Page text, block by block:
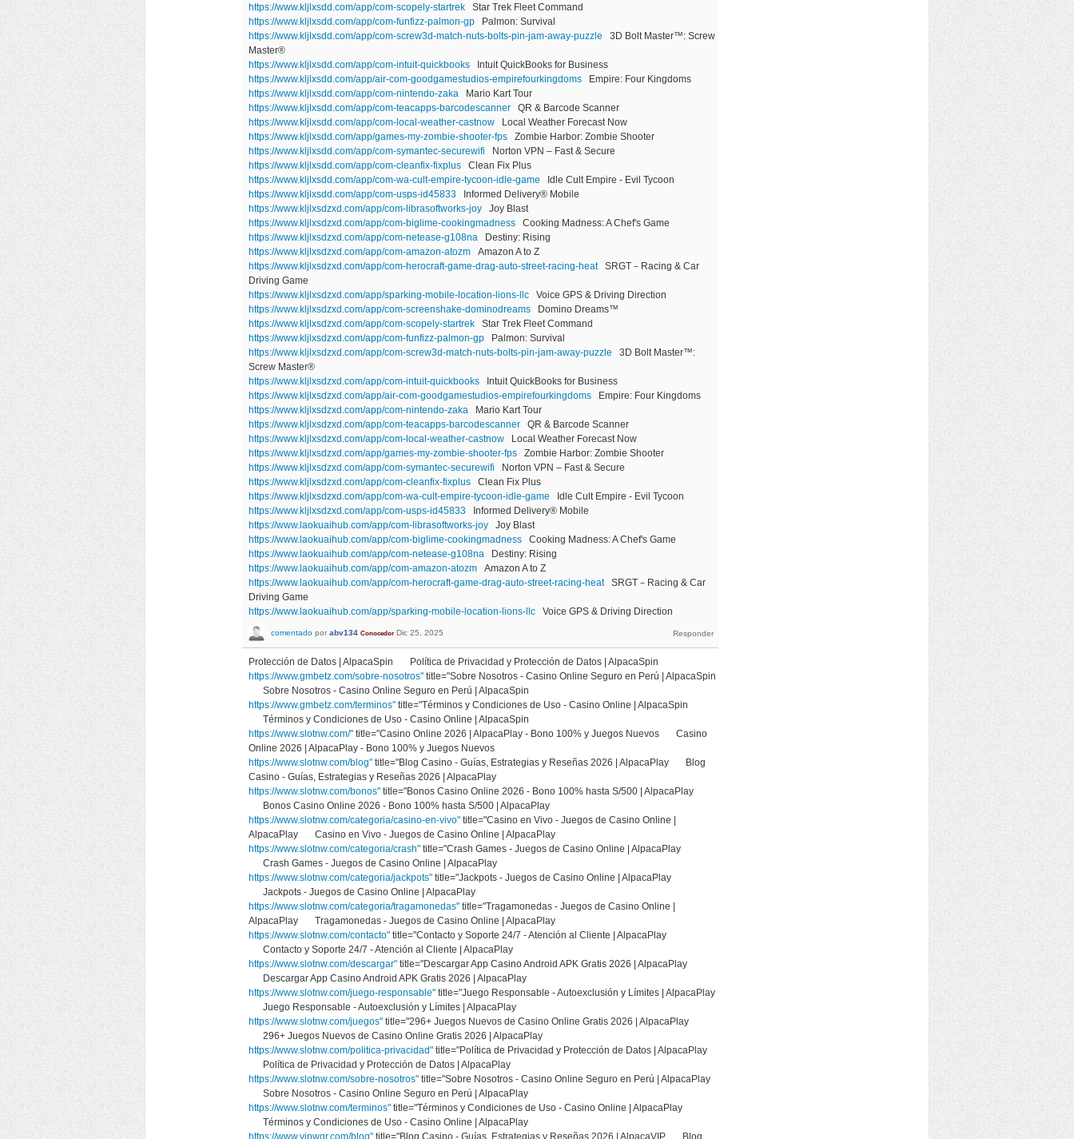
https://www.kljlxsdd.com/app/com-scopely-startrek Star Trek Fleet Command
https://www.kljlxsdd.com/app/com-funfizz-palmon-gp Palmon: Survival
https://www.kljlxsdd.com/app/com-screw3d-match-nuts-bolts-pin-jam-away-puzzle 3D Bolt Master™: Screw
Master®
https://www.kljlxsdd.com/app/com-intuit-quickbooks Intuit QuickBooks for Business
https://www.kljlxsdd.com/app/air-com-goodgamestudios-empirefourkingdoms Empire: Four Kingdoms
https://www.kljlxsdd.com/app/com-nintendo-zaka Mario Kart Tour
https://www.kljlxsdd.com/app/com-teacapps-barcodescanner QR & Barcode Scanner
https://www.kljlxsdd.com/app/com-local-weather-castnow Local Weather Forecast Now
https://www.kljlxsdd.com/app/games-my-zombie-shooter-fps Zombie Harbor: Zombie Shooter
https://www.kljlxsdd.com/app/com-symantec-securewifi Norton VPN – Fast & Secure
https://www.kljlxsdd.com/app/com-cleanfix-fixplus Clean Fix Plus
https://www.kljlxsdd.com/app/com-wa-cult-empire-tycoon-idle-game Idle Cult Empire - Evil Tycoon
https://www.kljlxsdd.com/app/com-usps-id45833 Informed Delivery® Mobile
https://www.kljlxsdzxd.com/app/com-librasoftworks-joy Joy Blast
https://www.kljlxsdzxd.com/app/com-biglime-cookingmadness Cooking Madness: A Chef's Game
https://www.kljlxsdzxd.com/app/com-netease-g108na Destiny: Rising
https://www.kljlxsdzxd.com/app/com-amazon-atozm Amazon A to Z
https://www.kljlxsdzxd.com/app/com-herocraft-game-drag-auto-street-racing-heatSRGT－Racing & Car
Driving Game
https://www.kljlxsdzxd.com/app/sparking-mobile-location-lions-llc Voice GPS & Driving Direction
https://www.kljlxsdzxd.com/app/com-screenshake-dominodreams Domino Dreams™
https://www.kljlxsdzxd.com/app/com-scopely-startrek Star Trek Fleet Command
https://www.kljlxsdzxd.com/app/com-funfizz-palmon-gp Palmon: Survival
https://www.kljlxsdzxd.com/app/com-screw3d-match-nuts-bolts-pin-jam-away-puzzle 3D Bolt Master™:
Screw Master®
https://www.kljlxsdzxd.com/app/com-intuit-quickbooks Intuit QuickBooks for Business
https://www.kljlxsdzxd.com/app/air-com-goodgamestudios-empirefourkingdoms Empire: Four Kingdoms
https://www.kljlxsdzxd.com/app/com-nintendo-zaka Mario Kart Tour
https://www.kljlxsdzxd.com/app/com-teacapps-barcodescanner QR & Barcode Scanner
https://www.kljlxsdzxd.com/app/com-local-weather-castnow Local Weather Forecast Now
https://www.kljlxsdzxd.com/app/games-my-zombie-shooter-fps Zombie Harbor: Zombie Shooter
https://www.kljlxsdzxd.com/app/com-symantec-securewifi Norton VPN – Fast & Secure
https://www.kljlxsdzxd.com/app/com-cleanfix-fixplus Clean Fix Plus
https://www.kljlxsdzxd.com/app/com-wa-cult-empire-tycoon-idle-game Idle Cult Empire - Evil Tycoon
https://www.kljlxsdzxd.com/app/com-usps-id45833 Informed Delivery® Mobile
https://www.laokuaihub.com/app/com-librasoftworks-joy Joy Blast
https://www.laokuaihub.com/app/com-biglime-cookingmadness Cooking Madness: A Chef's Game
https://www.laokuaihub.com/app/com-netease-g108na Destiny: Rising
https://www.laokuaihub.com/app/com-amazon-atozm Amazon A to Z
https://www.laokuaihub.com/app/com-herocraft-game-drag-auto-street-racing-heatSRGT－Racing & Car
Driving Game
https://www.laokuaihub.com/app/sparking-mobile-location-lions-llc Voice GPS & Driving Direction
comentado por abv134 Conocedor Dic 25, 2025
Protección de Datos | AlpacaSpin Política de Privacidad y Protección de Datos | AlpacaSpin
https://www.gmbetz.com/sobre-nosotros" title="Sobre Nosotros - Casino Online Seguro en Perú | AlpacaSpin
Sobre Nosotros - Casino Online Seguro en Perú | AlpacaSpin
https://www.gmbetz.com/terminos" title="Términos y Condiciones de Uso - Casino Online | AlpacaSpin
Términos y Condiciones de Uso - Casino Online | AlpacaSpin
https://www.slotnw.com/" title="Casino Online 2026 | AlpacaPlay - Bono 100% y Juegos Nuevos Casino
Online 2026 | AlpacaPlay - Bono 100% y Juegos Nuevos
https://www.slotnw.com/blog" title="Blog Casino - Guías, Estrategias y Reseñas 2026 | AlpacaPlay Blog
Casino - Guías, Estrategias y Reseñas 2026 | AlpacaPlay
https://www.slotnw.com/bonos" title="Bonos Casino Online 2026 - Bono 100% hasta S/500 | AlpacaPlay
Bonos Casino Online 2026 - Bono 100% hasta S/500 | AlpacaPlay
https://www.slotnw.com/categoria/casino-en-vivo" title="Casino en Vivo - Juegos de Casino Online |
AlpacaPlay Casino en Vivo - Juegos de Casino Online | AlpacaPlay
https://www.slotnw.com/categoria/crash" title="Crash Games - Juegos de Casino Online | AlpacaPlay
Crash Games - Juegos de Casino Online | AlpacaPlay
https://www.slotnw.com/categoria/jackpots" title="Jackpots - Juegos de Casino Online | AlpacaPlay
Jackpots - Juegos de Casino Online | AlpacaPlay
https://www.slotnw.com/categoria/tragamonedas" title="Tragamonedas - Juegos de Casino Online |
AlpacaPlay Tragamonedas - Juegos de Casino Online | AlpacaPlay
https://www.slotnw.com/contacto" title="Contacto y Soporte 24/7 - Atención al Cliente | AlpacaPlay
Contacto y Soporte 24/7 - Atención al Cliente | AlpacaPlay
https://www.slotnw.com/descargar" title="Descargar App Casino Android APK Gratis 2026 | AlpacaPlay
Descargar App Casino Android APK Gratis 2026 | AlpacaPlay
https://www.slotnw.com/juego-responsable" title="Juego Responsable - Autoexclusión y Límites | AlpacaPlay
Juego Responsable - Autoexclusión y Límites | AlpacaPlay
https://www.slotnw.com/juegos" title="296+ Juegos Nuevos de Casino Online Gratis 2026 | AlpacaPlay
296+ Juegos Nuevos de Casino Online Gratis 2026 | AlpacaPlay
https://www.slotnw.com/politica-privacidad" title="Política de Privacidad y Protección de Datos | AlpacaPlay
Política de Privacidad y Protección de Datos | AlpacaPlay
https://www.slotnw.com/sobre-nosotros" title="Sobre Nosotros - Casino Online Seguro en Perú | AlpacaPlay
Sobre Nosotros - Casino Online Seguro en Perú | AlpacaPlay
https://www.slotnw.com/terminos" title="Términos y Condiciones de Uso - Casino Online | AlpacaPlay
Términos y Condiciones de Uso - Casino Online | AlpacaPlay
https://www.vipwgr.com/blog" title="Blog Casino - Guías, Estrategias y Reseñas 2026 | AlpacaVIP Blog